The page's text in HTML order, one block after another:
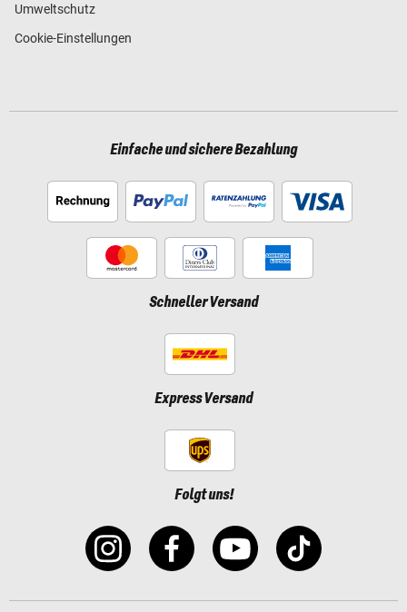
Umweltschutz
Cookie-Einstellungen
Einfache und sichere Bezahlung
Schneller Versand
Express Versand
Folgt uns!